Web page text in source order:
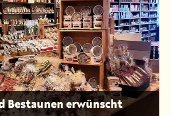
Bestaunen erwünscht